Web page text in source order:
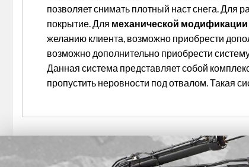
позволяет снимать плотный наст снега. Для
покрытие. Для механической модификации
желанию клиента, возможно приобрести
возможно дополнительно приобрести
Данная система представляет собой
пропустить неровности под отвалом. Такая